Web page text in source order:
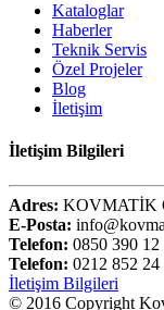
Kataloglar
Haberler
Teknik Servis
Özel Projeler
Blog
İletişim
İletişim Bilgileri
Adres: KOVMATİK
E-Posta:
Telefon: 0850 390 12
Telefon: 0212 852 24
İletişim Bilgileri
© 2016 Copyright